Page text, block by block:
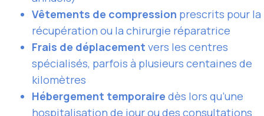
Vêtements de compression prescrits pour la
récupération ou la chirurgie réparatrice
Frais de déplacement vers les centres
spécialisés, parfois à plusieurs centaines de
kilomètres
Hébergement temporaire dès lors qu’une
hospitalisation de jour ou des consultations